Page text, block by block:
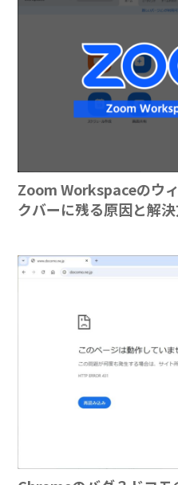
Zoom Workspaceのウ
クバーに残る原因と解